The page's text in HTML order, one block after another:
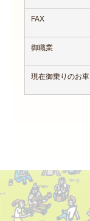
FAX
御職業
現在御乗りのお車